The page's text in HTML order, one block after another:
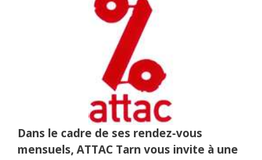
Dans le cadre de ses rendez-vous
mensuels,ATTAC Tarn vous invite à une